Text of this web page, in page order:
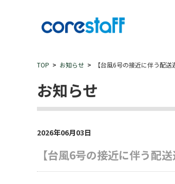
TOP お知らせ 【台風6号の接近に伴う配
お知らせ
2026年06月03日
【台風6号の接近に伴う配